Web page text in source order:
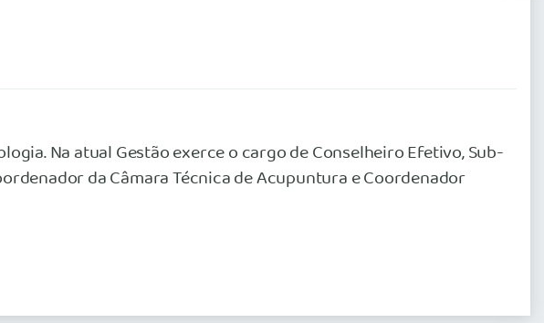
Na atual Gestão exerce o cargo de Conselheiro Efetivo, Sub-
da Câmara Técnica de Acupuntura e Coordenador